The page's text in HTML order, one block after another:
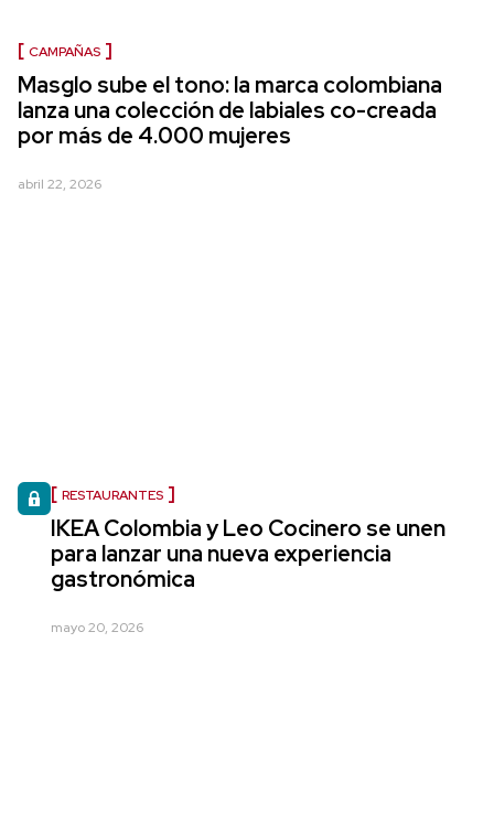
CAMPAÑAS
Masglo sube el tono: la marca colombiana
lanza una colección de labiales co-creada
por más de 4.000 mujeres
abril 22, 2026
RESTAURANTES
IKEA Colombia y Leo Cocinero se unen
para lanzar una nueva experiencia
gastronómica
mayo 20, 2026